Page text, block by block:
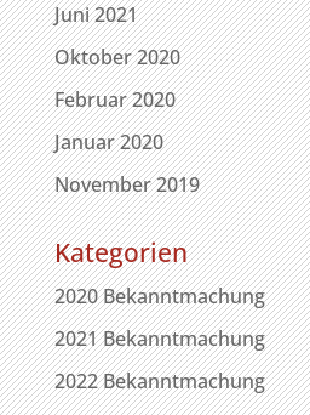
Juni 2021
Oktober 2020
Februar 2020
Januar 2020
November 2019
Kategorien
2020 Bekanntmachung
2021 Bekanntmachung
2022 Bekanntmachung